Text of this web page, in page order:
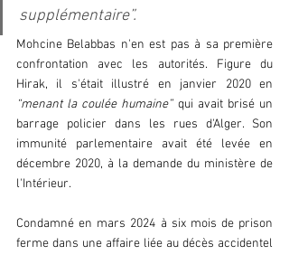
supplémentaire”.
Mohcine Belabbas n'en est pas à sa première
confrontation avec les autorités. Figure du
“menant la coulée humaine” qui avait brisé un
barrage policier dans les rues d'Alger. Son
immunité parlementaire avait été levée en
décembre 2020, à la demande du ministère de
l'Intérieur.
Condamné en mars 2024 à six mois de prison
ferme dans une affaire liée au décès accidentel